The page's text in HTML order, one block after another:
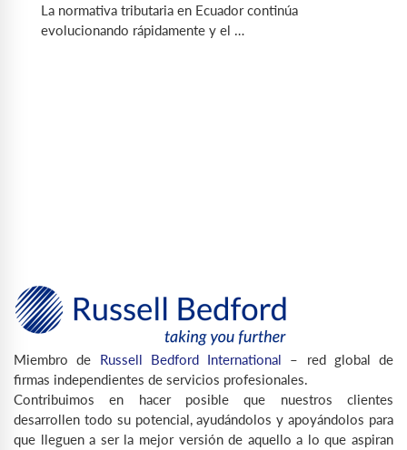
La normativa tributaria en Ecuador continúa
evolucionando rápidamente y el …
Miembro de Russell Bedford International – red global de
firmas independientes de servicios profesionales.
Contribuimos en hacer posible que nuestros clientes
desarrollen todo su potencial, ayudándolos y apoyándolos para
que lleguen a ser la mejor versión de aquello a lo que aspiran